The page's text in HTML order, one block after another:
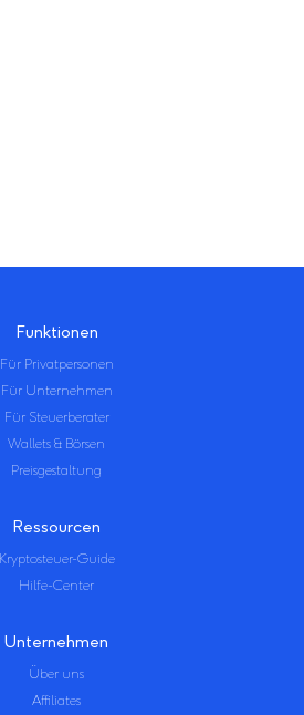
Funktionen
Für Privatpersonen
Für Unternehmen
Für Steuerberater
Wallets & Börsen
Preisgestaltung
Ressourcen
Kryptosteuer-Guide
Hilfe-Center
Unternehmen
Über uns
Affiliates